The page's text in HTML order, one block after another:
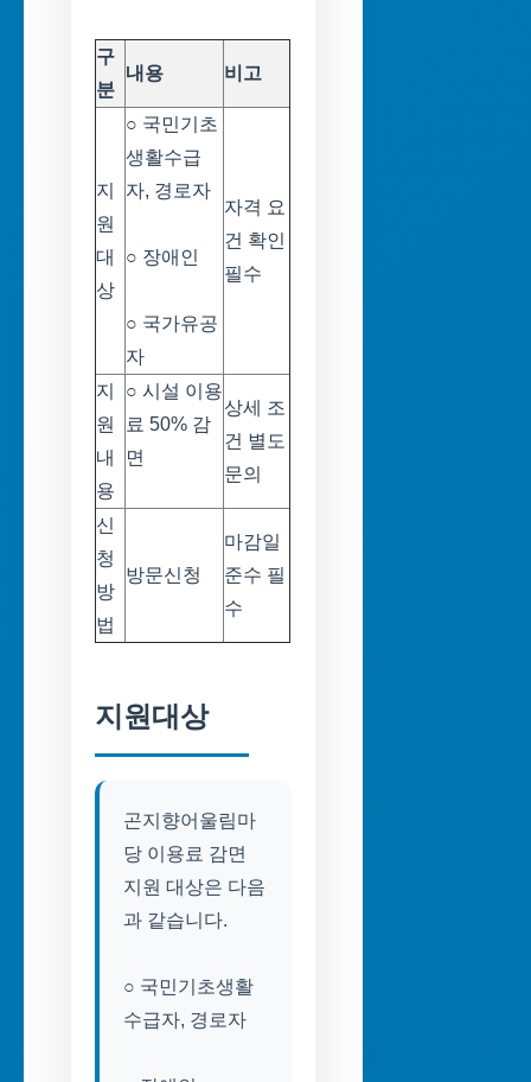
구
분
내용 비고
지
원
대
상
○ 국민기초
생활수급
자, 경로자
○ 장애인
○ 국가유공
자
자격 요
건 확인
필수
지
원
내
용
○ 시설 이용
료 50% 감
면
상세 조
건 별도
문의
신
청
방
법
방문신청
마감일
준수 필
수
지원대상
곤지향어울림마
당 이용료 감면
지원 대상은 다음
과 같습니다.
○ 국민기초생활
수급자, 경로자